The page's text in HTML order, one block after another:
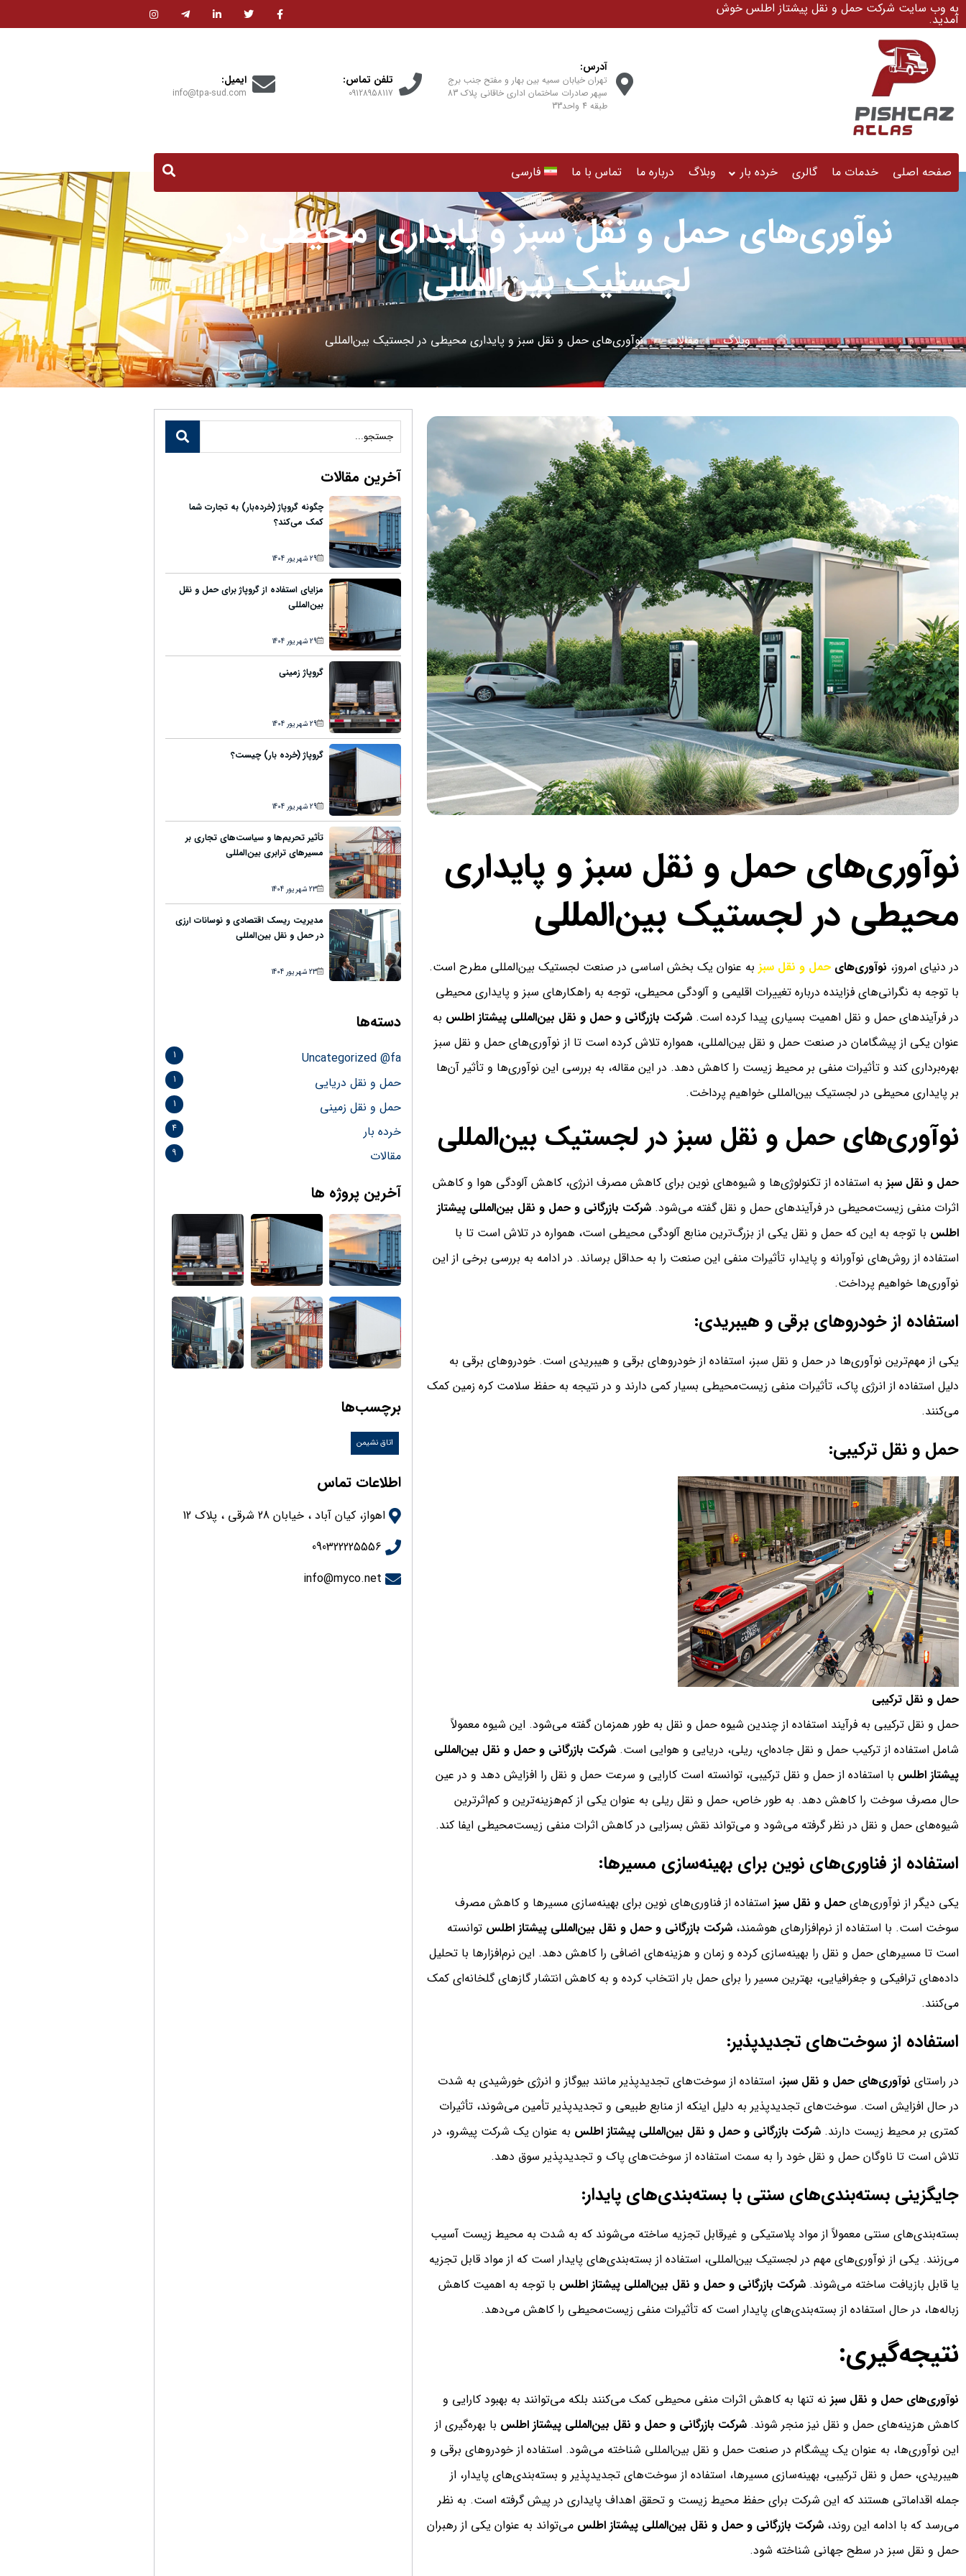
به وب سایت شرکت حمل و نقل پیشتاز اطلس خوش
آمدید.
آدرس:
تهران خیابان سمیه بین بهار و مفتح جنب برج
سپهر صادرات ساختمان اداری خاقانی پلاک 83
طبقه 4 واحد33
تلفن تماس:
09128958117⁩
ایمیل:
info@tpa-sud.com
صفحه اصلی خدمات ما گالری خرده بار وبلاگ درباره ما تماس با ما فارسی
نوآوری‌های حمل و نقل سبز و پایداری محیطی در
لجستیک بین‌المللی
وبلاگ مقالات نوآوری‌های حمل و نقل سبز و پایداری محیطی در لجستیک بین‌المللی
نوآوری‌های حمل و نقل سبز و پایداری
محیطی در لجستیک بین‌المللی
در دنیای امروز، نوآوری‌های حمل و نقل سبز به عنوان یک بخش اساسی در صنعت لجستیک بین‌المللی مطرح است.
با توجه به نگرانی‌های فزاینده درباره تغییرات اقلیمی و آلودگی محیطی، توجه به راهکارهای سبز و پایداری محیطی
در فرآیندهای حمل و نقل اهمیت بسیاری پیدا کرده است. شرکت بازرگانی و حمل و نقل بین‌المللی پیشتاز اطلس به
عنوان یکی از پیشگامان در صنعت حمل و نقل بین‌المللی، همواره تلاش کرده است تا از نوآوری‌های حمل و نقل سبز
بهره‌برداری کند و تأثیرات منفی بر محیط زیست را کاهش دهد. در این مقاله، به بررسی این نوآوری‌ها و تأثیر آن‌ها
بر پایداری محیطی در لجستیک بین‌المللی خواهیم پرداخت.
نوآوری‌های حمل و نقل سبز در لجستیک بین‌المللی
حمل و نقل سبز به استفاده از تکنولوژی‌ها و شیوه‌های نوین برای کاهش مصرف انرژی، کاهش آلودگی هوا و کاهش
اثرات منفی زیست‌محیطی در فرآیندهای حمل و نقل گفته می‌شود. شرکت بازرگانی و حمل و نقل بین‌المللی پیشتاز
اطلس با توجه به این که حمل و نقل یکی از بزرگ‌ترین منابع آلودگی محیطی است، همواره در تلاش است تا با
استفاده از روش‌های نوآورانه و پایدار، تأثیرات منفی این صنعت را به حداقل برساند. در ادامه به بررسی برخی از این
نوآوری‌ها خواهیم پرداخت.
استفاده از خودروهای برقی و هیبریدی:
یکی از مهم‌ترین نوآوری‌ها در حمل و نقل سبز، استفاده از خودروهای برقی و هیبریدی است. خودروهای برقی به
دلیل استفاده از انرژی پاک، تأثیرات منفی زیست‌محیطی بسیار کمی دارند و در نتیجه به حفظ سلامت کره زمین کمک
می‌کنند.
حمل و نقل ترکیبی:
حمل و نقل ترکیبی
حمل و نقل ترکیبی به فرآیند استفاده از چندین شیوه حمل و نقل به طور همزمان گفته می‌شود. این شیوه معمولاً
شامل استفاده از ترکیب حمل و نقل جاده‌ای، ریلی، دریایی و هوایی است. شرکت بازرگانی و حمل و نقل بین‌المللی
پیشتاز اطلس با استفاده از حمل و نقل ترکیبی، توانسته است کارایی و سرعت حمل و نقل را افزایش دهد و در عین
حال مصرف سوخت را کاهش دهد. به طور خاص، حمل و نقل ریلی به عنوان یکی از کم‌هزینه‌ترین و کم‌اثرترین
شیوه‌های حمل و نقل در نظر گرفته می‌شود و می‌تواند نقش بسزایی در کاهش اثرات منفی زیست‌محیطی ایفا کند.
استفاده از فناوری‌های نوین برای بهینه‌سازی مسیرها:
یکی دیگر از نوآوری‌های حمل و نقل سبز استفاده از فناوری‌های نوین برای بهینه‌سازی مسیرها و کاهش مصرف
سوخت است. با استفاده از نرم‌افزارهای هوشمند، شرکت بازرگانی و حمل و نقل بین‌المللی پیشتاز اطلس توانسته
است تا مسیرهای حمل و نقل را بهینه‌سازی کرده و زمان و هزینه‌های اضافی را کاهش دهد. این نرم‌افزارها با تحلیل
داده‌های ترافیکی و جغرافیایی، بهترین مسیر را برای حمل بار انتخاب کرده و به کاهش انتشار گازهای گلخانه‌ای کمک
می‌کنند.
استفاده از سوخت‌های تجدیدپذیر:
در راستای نوآوری‌های حمل و نقل سبز، استفاده از سوخت‌های تجدیدپذیر مانند بیوگاز و انرژی خورشیدی به شدت
در حال افزایش است. سوخت‌های تجدیدپذیر به دلیل اینکه از منابع طبیعی و تجدیدپذیر تأمین می‌شوند، تأثیرات
کمتری بر محیط زیست دارند. شرکت بازرگانی و حمل و نقل بین‌المللی پیشتاز اطلس به عنوان یک شرکت پیشرو، در
تلاش است تا ناوگان حمل و نقل خود را به سمت استفاده از سوخت‌های پاک و تجدیدپذیر سوق دهد.
جایگزینی بسته‌بندی‌های سنتی با بسته‌بندی‌های پایدار:
بسته‌بندی‌های سنتی معمولاً از مواد پلاستیکی و غیرقابل تجزیه ساخته می‌شوند که به شدت به محیط زیست آسیب
می‌زنند. یکی از نوآوری‌های مهم در لجستیک بین‌المللی، استفاده از بسته‌بندی‌های پایدار است که از مواد قابل تجزیه
یا قابل بازیافت ساخته می‌شوند. شرکت بازرگانی و حمل و نقل بین‌المللی پیشتاز اطلس با توجه به اهمیت کاهش
زباله‌ها، در حال استفاده از بسته‌بندی‌های پایدار است که تأثیرات منفی زیست‌محیطی را کاهش می‌دهد.
نتیجه‌گیری:
نوآوری‌های حمل و نقل سبز نه تنها به کاهش اثرات منفی محیطی کمک می‌کنند بلکه می‌توانند به بهبود کارایی و
کاهش هزینه‌های حمل و نقل نیز منجر شوند. شرکت بازرگانی و حمل و نقل بین‌المللی پیشتاز اطلس با بهره‌گیری از
این نوآوری‌ها، به عنوان یک پیشگام در صنعت حمل و نقل بین‌المللی شناخته می‌شود. استفاده از خودروهای برقی و
هیبریدی، حمل و نقل ترکیبی، بهینه‌سازی مسیرها، استفاده از سوخت‌های تجدیدپذیر و بسته‌بندی‌های پایدار، از
جمله اقداماتی هستند که این شرکت برای حفظ محیط زیست و تحقق اهداف پایداری در پیش گرفته است. به نظر
می‌رسد که با ادامه این روند، شرکت بازرگانی و حمل و نقل بین‌المللی پیشتاز اطلس می‌تواند به عنوان یکی از رهبران
حمل و نقل سبز در سطح جهانی شناخته شود.
آخرین مقالات
چگونه گروپاژ (خرده‌بار) به تجارت شما
کمک می‌کند؟
29 شهریور 1404
مزایای استفاده از گروپاژ برای حمل و نقل
بین‌المللی
29 شهریور 1404
گروپاژ زمینی
29 شهریور 1404
گروپاژ (خرده بار) چیست؟
29 شهریور 1404
تأثیر تحریم‌ها و سیاست‌های تجاری بر
مسیرهای ترابری بین‌المللی
23 شهریور 1404
مدیریت ریسک اقتصادی و نوسانات ارزی
در حمل و نقل بین‌المللی
23 شهریور 1404
دسته‌ها
Uncategorized @fa
1
حمل و نقل دریایی 1
حمل و نقل زمینی 1
خرده بار 4
مقالات 9
آخرین پروژه ها
برچسب‌ها
اتاق نشیمن
اطلاعات تماس
اهواز، کیان آباد ، خیابان 28 شرقی ، پلاک 12
090322225556
info@myco.net